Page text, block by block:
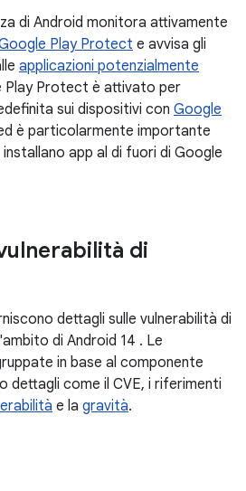
di Android monitora attivamente
Play Protect e avvisa gli
applicazioni potenzialmente
Play Protect è attivato per
sui dispositivi con Google
è particolarmente importante
app al di fuori di Google
di
dettagli sulle vulnerabilità di
di Android 14 . Le
in base al componente
dettagli come il CVE, i riferimenti
e la gravità.